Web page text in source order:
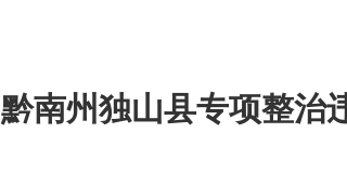
黔南州独山县专项整治